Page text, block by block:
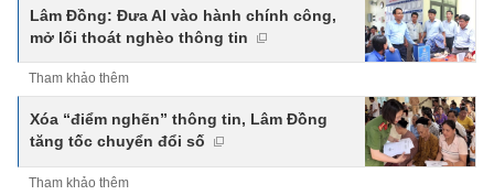
Lâm Đồng: Đưa AI vào hành chính công,
mở lối thoát nghèo thông tin
Tham khảo thêm
Xóa “điểm nghẽn” thông tin, Lâm Đồng
tăng tốc chuyển đổi số
Tham khảo thêm